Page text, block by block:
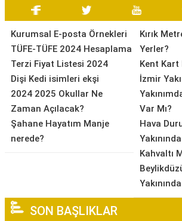
Kurumsal E-posta Örnekleri
TÜFE-TÜFE 2024 Hesaplama
Terzi Fiyat Listesi 2024
Dişi Kedi isimleri ekşi
2024 2025 Okullar Ne
Zaman Açılacak?
Şahane Hayatım Manje
nerede?
Kırık
Yerler?
Kent Kart
İzmir
Var Mı?
Hava
Yakınında
Kahvaltı
Yakınında
SON BAŞLIKLAR